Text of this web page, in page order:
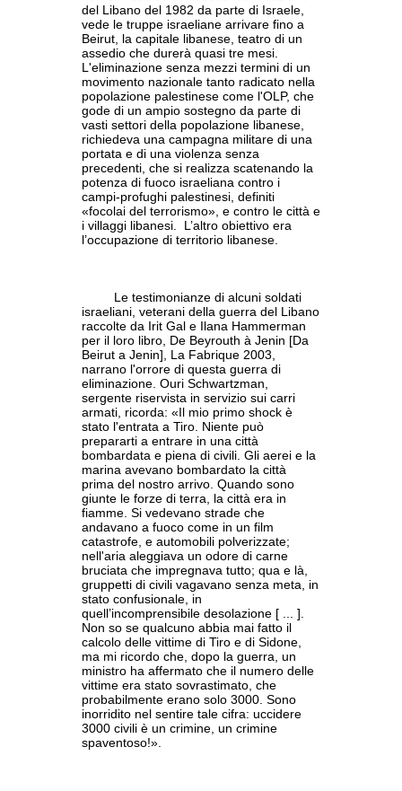
del Libano del 1982 da parte di Israele,
vede le truppe israeliane arrivare fino a
Beirut, la capitale libanese, teatro di un
assedio che durerà quasi tre mesi.
L'eliminazione senza mezzi termini di un
movimento nazionale tanto radicato nella
popolazione palestinese come l'OLP, che
gode di un ampio sostegno da parte di
vasti settori della popolazione libanese,
richiedeva una campagna militare di una
portata e di una violenza senza
precedenti, che si realizza scatenando la
potenza di fuoco israeliana contro i
campi-profughi palestinesi, definiti
«focolai del terrorismo», e contro le città e
i villaggi libanesi. L’altro obiettivo era
l’occupazione di territorio libanese.
Le testimonianze di alcuni soldati
israeliani, veterani della guerra del Libano
raccolte da Irit Gal e Ilana Hammerman
per il loro libro, De Beyrouth à Jenin [Da
Beirut a Jenin], La Fabrique 2003,
narrano l'orrore di questa guerra di
eliminazione. Ouri Schwartzman,
sergente riservista in servizio sui carri
armati, ricorda: «Il mio primo shock è
stato l'entrata a Tiro. Niente può
prepararti a entrare in una città
bombardata e piena di civili. Gli aerei e la
marina avevano bombardato la città
prima del nostro arrivo. Quando sono
giunte le forze di terra, la città era in
fiamme. Si vedevano strade che
andavano a fuoco come in un film
catastrofe, e automobili polverizzate;
nell'aria aleggiava un odore di carne
bruciata che impregnava tutto; qua e là,
gruppetti di civili vagavano senza meta, in
stato confusionale, in
quell’incomprensibile desolazione [ ... ].
Non so se qualcuno abbia mai fatto il
calcolo delle vittime di Tiro e di Sidone,
ma mi ricordo che, dopo la guerra, un
ministro ha affermato che il numero delle
vittime era stato sovrastimato, che
probabilmente erano solo 3000. Sono
inorridito nel sentire tale cifra: uccidere
3000 civili è un crimine, un crimine
spaventoso!».